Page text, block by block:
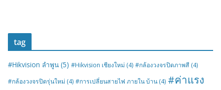
tag
#Hikvision ลำพูน (5) #Hikvision เชียงใหม่ (4) #กล้องวงจรปิดภาพสี (4)
#กล้องวงจรปิดรุ่นใหม่ (4) #การเปลี่ยนสายไฟ ภายใน บ้าน (4) #ค่าแรง